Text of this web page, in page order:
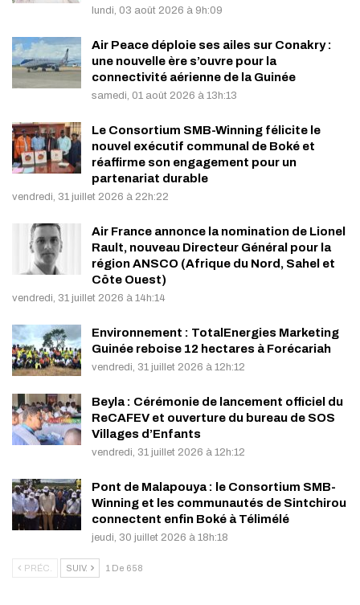
lundi, 03 août 2026 à 9h:09
Air Peace déploie ses ailes sur Conakry :
une nouvelle ère s’ouvre pour la
connectivité aérienne de la Guinée
samedi, 01 août 2026 à 13h:13
Le Consortium SMB-Winning félicite le
nouvel exécutif communal de Boké et
réaffirme son engagement pour un
partenariat durable
vendredi, 31 juillet 2026 à 22h:22
Air France annonce la nomination de Lionel
Rault, nouveau Directeur Général pour la
région ANSCO (Afrique du Nord, Sahel et
Côte Ouest)
vendredi, 31 juillet 2026 à 14h:14
Environnement : TotalEnergies Marketing
Guinée reboise 12 hectares à Forécariah
vendredi, 31 juillet 2026 à 12h:12
Beyla : Cérémonie de lancement officiel du
ReCAFEV et ouverture du bureau de SOS
Villages d’Enfants
vendredi, 31 juillet 2026 à 12h:12
Pont de Malapouya : le Consortium SMB-
Winning et les communautés de Sintchirou
connectent enfin Boké à Télimélé
jeudi, 30 juillet 2026 à 18h:18
PRÉC. SUIV. 1 De 658